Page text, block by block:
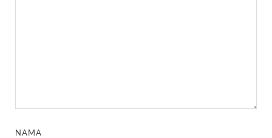
NAMA